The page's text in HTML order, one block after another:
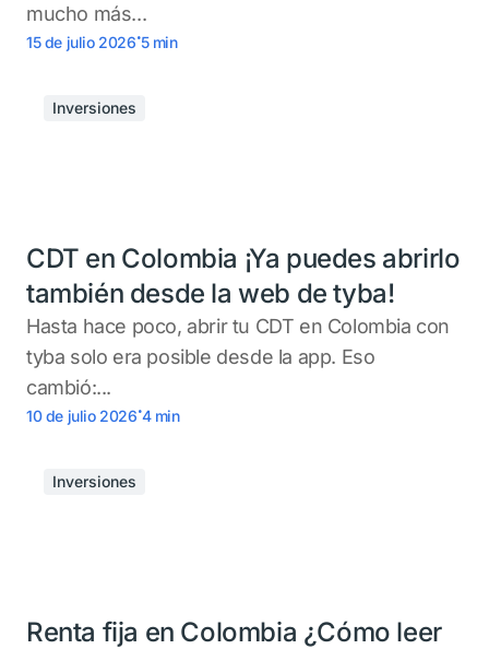
mucho más...
15 de julio 2026.5 min
Inversiones
CDT en Colombia ¡Ya puedes abrirlo
también desde la web de tyba!
Hasta hace poco, abrir tu CDT en Colombia con
tyba solo era posible desde la app. Eso
cambió:...
10 de julio 2026.4 min
Inversiones
Renta fija en Colombia ¿Cómo leer